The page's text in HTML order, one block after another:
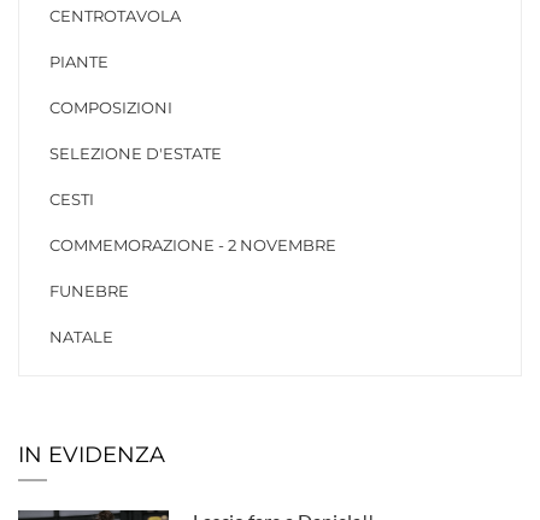
CENTROTAVOLA
PIANTE
COMPOSIZIONI
SELEZIONE D'ESTATE
CESTI
COMMEMORAZIONE - 2 NOVEMBRE
FUNEBRE
NATALE
IN EVIDENZA